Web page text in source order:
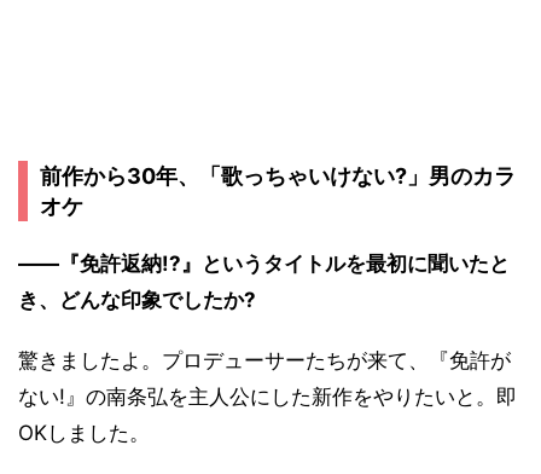
前作から30年、「歌っちゃいけない?」男のカラ
オケ
――『免許返納!?』というタイトルを最初に聞いたと
き、どんな印象でしたか?
驚きましたよ。プロデューサーたちが来て、『免許が
ない!』の南条弘を主人公にした新作をやりたいと。即
OKしました。